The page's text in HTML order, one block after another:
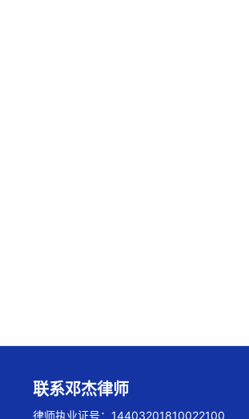
联系邓杰律师
律师执业证号：14403201810022100